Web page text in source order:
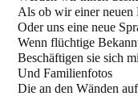
Als ob wir einer neuen
Oder uns eine neue
Wenn flüchtige
Beschäftigen sie sich
Und Familienfotos
Die an den Wänden